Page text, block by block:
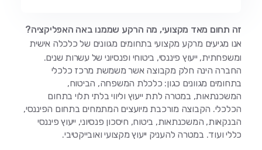
זה תחום מאד מקצועי, מה הרקע שממנו באה האפליקציה?
אנו מגיעים מרקע מקצועי בתחומים מגוונים של כלכלה אישית
ומשפחתית, ייעוץ פיננסי, ביטוחי ופנסיוני של עשרות שנים.
החברה הינה חלק מקבוצה אשר משמשת מרכז כלכלי
בתחומים מגוונים כגון: כלכלת המשפחה, הביטוח,
המשכנתאות, במטרה לתת ייעוץ וליווי בלתי תלוי בתחום
הכלכלי. הקבוצה מורכבת מיועצים המתמחים בתחום הפיננסי,
הבנקאות, המשכנתאות, ביטוח, חיסכון פנסיוני, ייעוץ פיננסי
כללי ועוד. במטרה להעניק ייעוץ מקצועי ואובייקטיבי.